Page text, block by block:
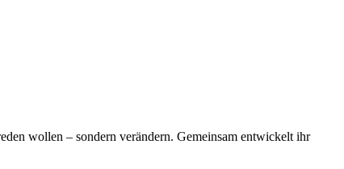
wollen – sondern verändern. Gemeinsam entwickelt ihr